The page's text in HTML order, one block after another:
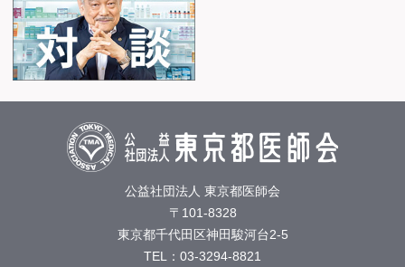
公益社団法人 東京都医師会
〒101-8328
東京都千代田区神田駿河台2-5
TEL：03-3294-8821